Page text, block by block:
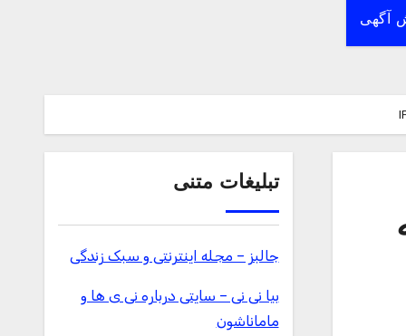
آگهی
تبلیغات متنی
جالبز – مجله اینترنتی و سبک زندگی
بیا نی نی – سایتی درباره نی ی ها و
ماماناشون